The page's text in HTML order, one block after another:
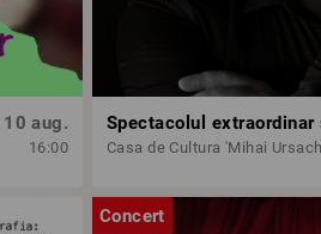
10 aug.
16:00
Concert